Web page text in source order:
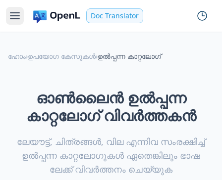
Doc Translator
ഹോം›ഉപയോഗ കേസുകൾ›ഉൽപ്പന്ന കാറ്റലോഗ്
ഓൺലൈൻ ഉൽപ്പന്ന
കാറ്റലോഗ് വിവർത്തകൻ
ലേയൗട്ട്, ചിത്രങ്ങൾ, വില എന്നിവ സംരക്ഷിച്ച്
ഉൽപ്പന്ന കാറ്റലോഗുകൾ ഏതെങ്കിലും ഭാഷ
ലേക്ക് വിവർത്തനം ചെയ്യുക